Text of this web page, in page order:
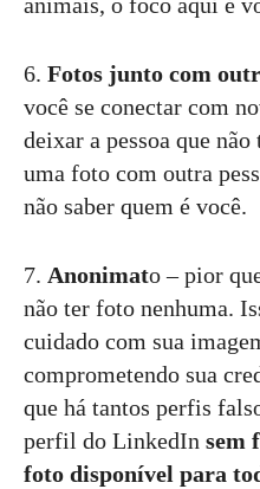
6. Fotos junto com
você se conectar com
deixar a pessoa que
uma foto com outra
não saber quem é você.
7. Anonimato – pior
não ter foto nenhuma.
cuidado com sua
comprometendo sua
que há tantos perfis
perfil do LinkedIn sem
foto disponível para